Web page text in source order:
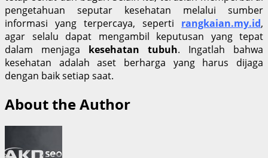
pengetahuan seputar kesehatan melalui sumber
informasi yang terpercaya, seperti rangkaian.my.id,
agar selalu dapat mengambil keputusan yang tepat
dalam menjaga kesehatan tubuh. Ingatlah bahwa
kesehatan adalah aset berharga yang harus dijaga
dengan baik setiap saat.
About the Author